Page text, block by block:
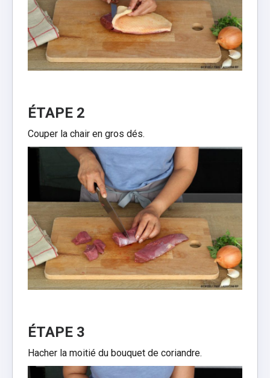
ÉTAPE 2
Couper la chair en gros dés.
ÉTAPE 3
Hacher la moitié du bouquet de coriandre.